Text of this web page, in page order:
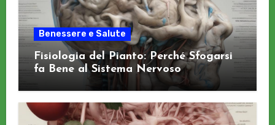
Benessere e Salute
Fisiologia del Pianto: Perché Sfogarsi
fa Bene al Sistema Nervoso